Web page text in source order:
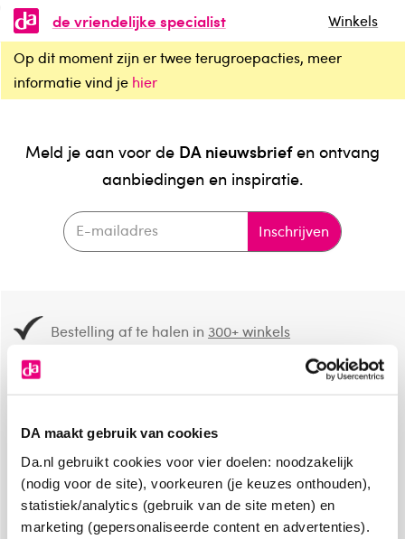
DA maakt gebruik van cookies
Da.nl gebruikt cookies voor vier doelen: noodzakelijk
(nodig voor de site), voorkeuren (je keuzes onthouden),
statistiek/analytics (gebruik van de site meten) en
marketing (gepersonaliseerde content en advertenties).
de vriendelijke specialist
Winkels
Op dit moment zijn er twee terugroepacties, meer
informatie vind je hier
Meld je aan voor de DA nieuwsbriefen ontvang
aanbiedingen en inspiratie.
Inschrijven
Bestelling af te halen in300+ winkels
8.6 uit4.106 reviews
Over DA
Klantenservice